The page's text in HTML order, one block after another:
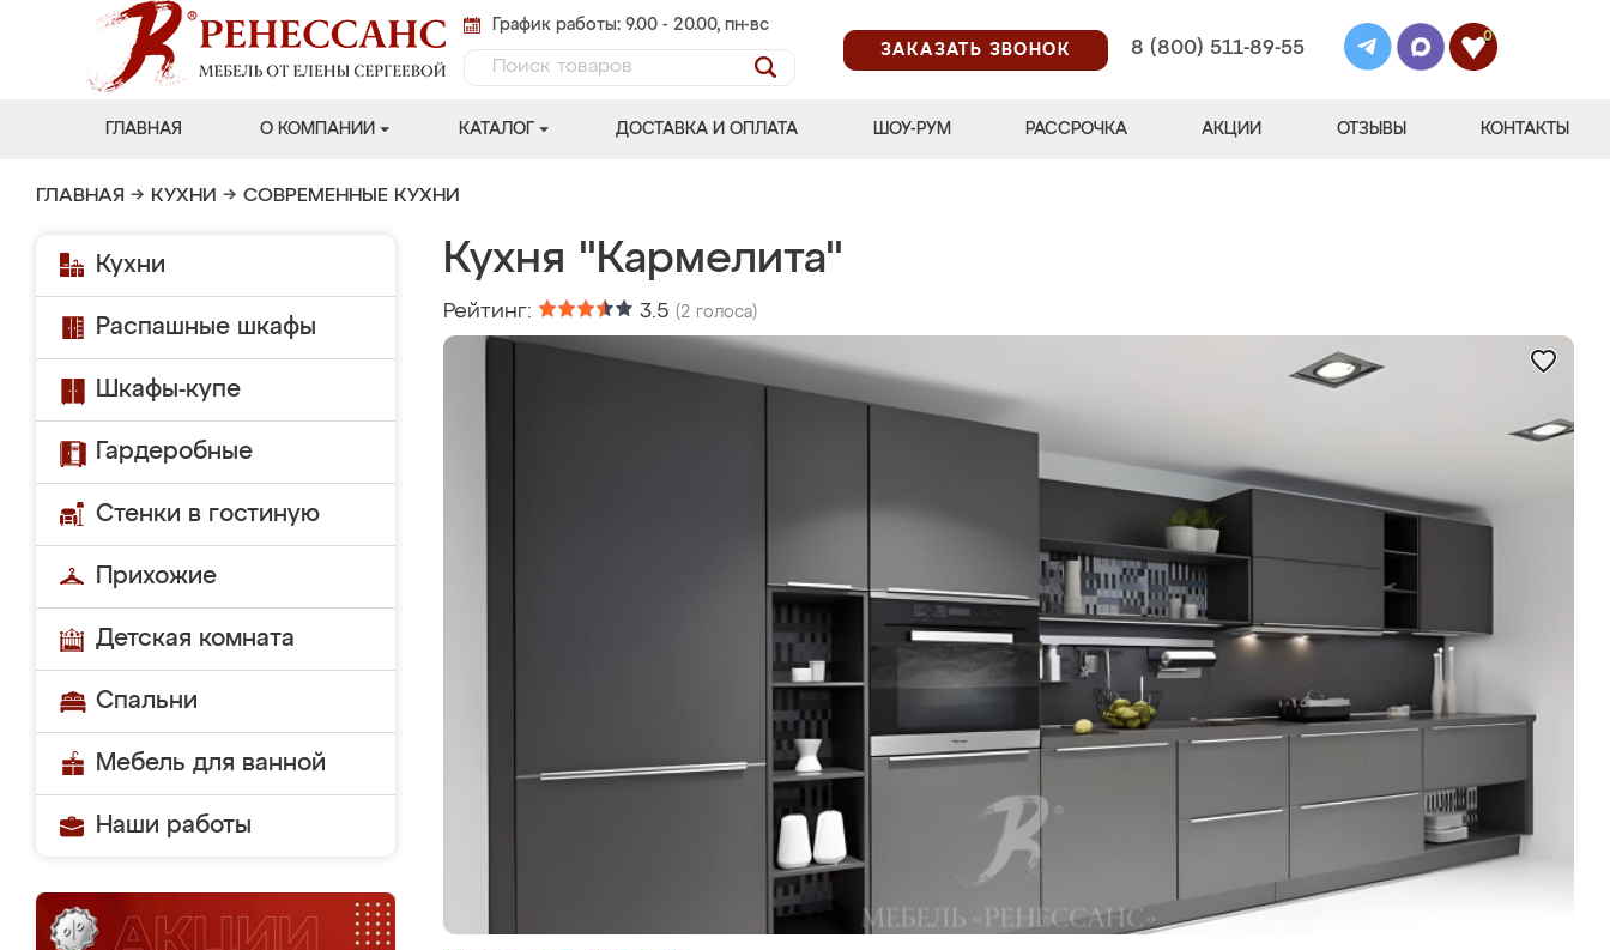
График работы: 9.00 - 20.00, пн-вс
ЗАКАЗАТЬ ЗВОНОК
8 (800) 511-89-55
0
ГЛАВНАЯ О КОМПАНИИ КАТАЛОГ ДОСТАВКА И ОПЛАТА ШОУ-РУМ РАССРОЧКА АКЦИИ ОТЗЫВЫ КОНТАКТЫ
ГЛАВНАЯ → КУХНИ → СОВРЕМЕННЫЕ КУХНИ
Кухни
Распашные шкафы
Шкафы-купе
Гардеробные
Стенки в гостиную
Прихожие
Детская комната
Спальни
Мебель для ванной
Наши работы
Кухня "Кармелита"
Рейтинг: 3.5 (2 голоса)